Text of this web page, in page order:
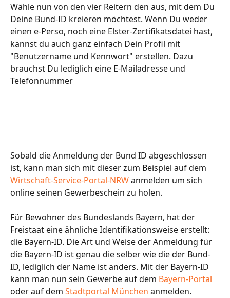
Wähle nun von den vier Reitern den aus, mit dem Du
Deine Bund-ID kreieren möchtest. Wenn Du weder
einen e-Perso, noch eine Elster-Zertifikatsdatei hast,
kannst du auch ganz einfach Dein Profil mit
"Benutzername und Kennwort" erstellen. Dazu
brauchst Du lediglich eine E-Mailadresse und
Telefonnummer
Sobald die Anmeldung der Bund ID abgeschlossen
ist, kann man sich mit dieser zum Beispiel auf dem
Wirtschaft-Service-Portal-NRW anmelden um sich
online seinen Gewerbeschein zu holen.
Für Bewohner des Bundeslands Bayern, hat der
Freistaat eine ähnliche Identifikationsweise erstellt:
die Bayern-ID. Die Art und Weise der Anmeldung für
die Bayern-ID ist genau die selber wie die der Bund-
ID, lediglich der Name ist anders. Mit der Bayern-ID
kann man nun sein Gewerbe auf dem Bayern-Portal
oder auf dem Stadtportal München anmelden.